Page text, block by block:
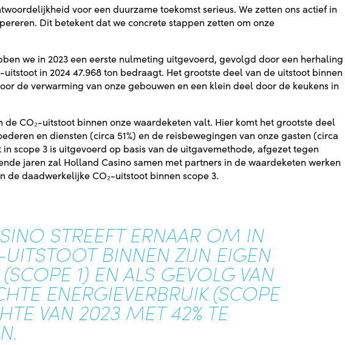
voor een duurzame toekomst serieus. We zetten ons actief in
Dit betekent dat we concrete stappen zetten om onze
we in 2023 een eerste nulmeting uitgevoerd, gevolgd door een herhaling
in 2024 47.968 ton bedraagt. Het grootste deel van de uitstoot binnen
de verwarming van onze gebouwen en een klein deel door de keukens in
de CO₂-uitstoot binnen onze waardeketen valt. Hier komt het grootste deel
en diensten (circa 51%) en de reisbewegingen van onze gasten (circa
in scope 3 is uitgevoerd op basis van de uitgavemethode, afgezet tegen
jaren zal Holland Casino samen met partners in de waardeketen werken
daadwerkelijke CO₂-uitstoot binnen scope 3.
STREEFT ERNAAR OM IN
BINNEN ZIJN EIGEN
1) EN ALS GEVOLG VAN
ENERGIEVERBRUIK (SCOPE
VAN 2023 MET 42% TE